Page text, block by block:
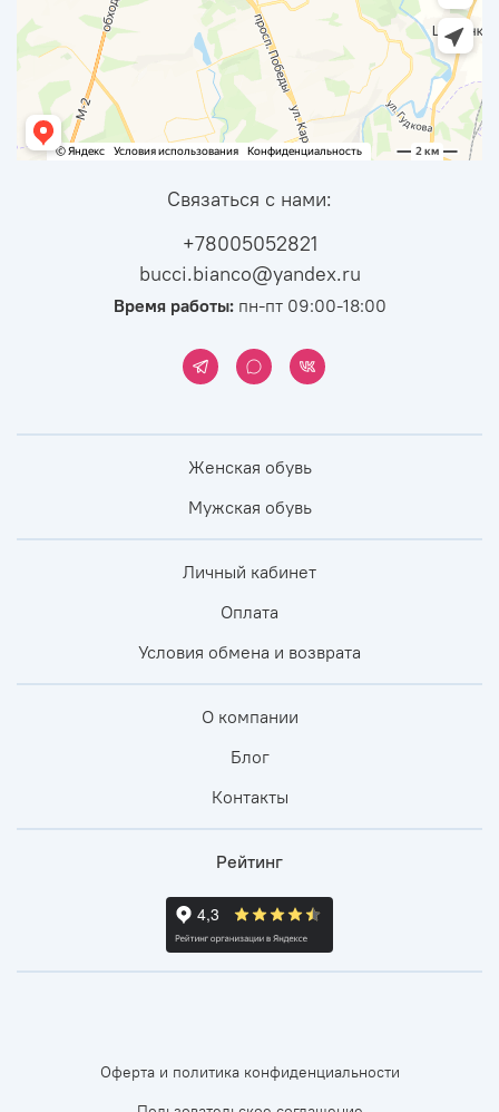
Связаться с нами:
+78005052821
bucci.bianco@yandex.ru
Время работы:пн-пт 09:00-18:00
Женская обувь
Мужская обувь
Личный кабинет
Оплата
Условия обмена и возврата
О компании
Блог
Контакты
Рейтинг
Оферта и политика конфиденциальности